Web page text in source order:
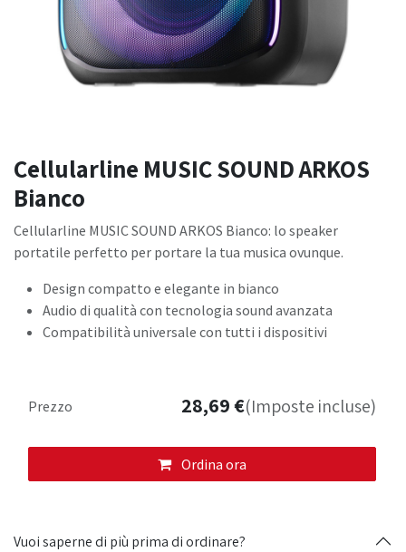
Cellularline MUSIC SOUND ARKOS
Bianco
Cellularline MUSIC SOUND ARKOS Bianco: lo speaker
portatile perfetto per portare la tua musica ovunque.
Design compatto e elegante in bianco
Audio di qualità con tecnologia sound avanzata
Compatibilità universale con tutti i dispositivi
Ordina ora
Prezzo 28,69€(Imposte incluse)
Vuoi saperne di più prima di ordinare?